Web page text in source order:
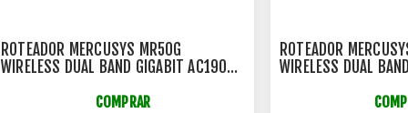
ROTEADOR MERCUSYS MR50G
WIRELESS DUAL BAND GIGABIT AC1900
COMPRAR
ROTEADOR
WIRELESS DUAL